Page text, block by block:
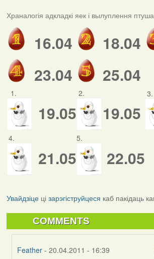
Храналогія адкладкі яек і вылуплення
16.04 18.04
23.04
25.04
1.
19.05
2.
19.05
3.
4.
21.05
5.
22.05
Увайдзіцеці зарэгіструйцеся каб пакідаць
COMMENTS
Feather - 20.04.2011 - 16:39